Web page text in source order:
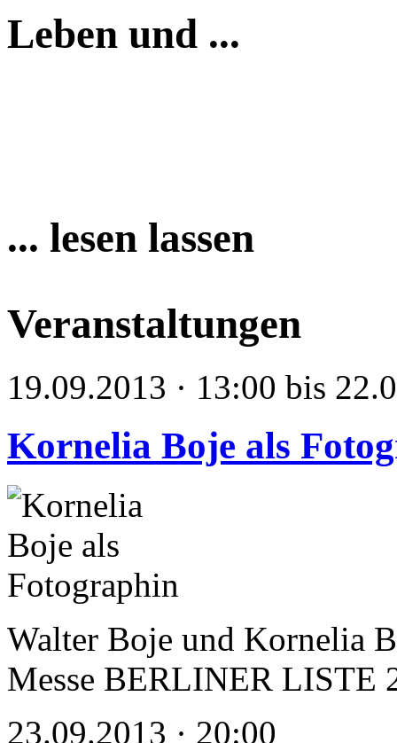
Leben und ...
... lesen lassen
Veranstaltungen
19.09.2013 · 13:00 bis
Kornelia Boje als
Walter Boje und Kornelia
Messe BERLINER LISTE
23.09.2013 · 20:00